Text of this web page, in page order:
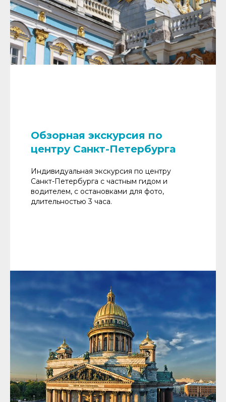
Обзорная экскурсия по
центру Санкт-Петербурга
Индивидуальная экскурсия по центру
Санкт-Петербурга с частным гидом и
водителем, с остановками для фото,
длительностью 3 часа.